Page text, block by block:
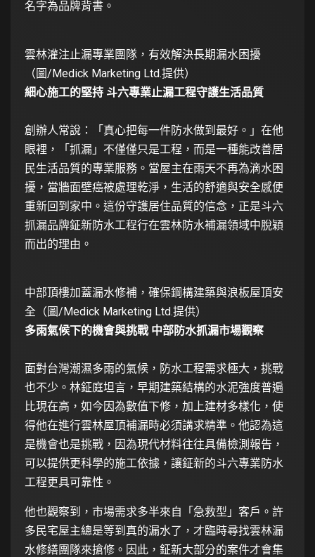
名字為品牌背書。
雲林灌注止漏專業團隊，有效解決長期漏水困擾
（圖/Medick Marketing Ltd.提供）
細心施工的堅持 斗六專業止漏工程守護生活品質
創辦人常說：「真心把每一件防水做到最好。」在他
眼裡，「抓漏」不僅僅只是工程，而是一種能改善居
民生活品質的專業服務。當屋主在雨天不再為滴水困
擾，當牆面壁癌被處理乾淨，生活的舒適與安全感便
重新回到家中。這份守護居住品質的信念，正是斗六
抓漏品牌鉦新防水工程行在雲林防水補漏領域中脫穎
而出的理由。
中部頂樓加蓋漏水修補，確保鋼構建築與浪板屋頂安
全（圖/Medick Marketing Ltd.提供）
多雨氣候下的機會與挑戰 中部防水抓漏市場觀察
面對台灣潮濕多雨的氣候，防水工程需求極大，挑戰
也不少。林鉦庭坦言，早期建築結構的水泥強度普遍
比現在高，如今因為數值下修，加上建材多樣化，使
得他在進行雲林屋頂補漏時必須講求精準。他認為這
是機會也是挑戰，因為現代材料往往具備檢測報告，
可以提供更科學的施工依據，讓鉦新的斗六專業防水
工程更具可靠性。
他也觀察到，市場需求多半來自「急救型」客戶。許
多民宅屋主總是等到真的漏水了，才臨時尋找雲林漏
水修繕團隊來搶修。因此，鉦新大部分的案件才會集